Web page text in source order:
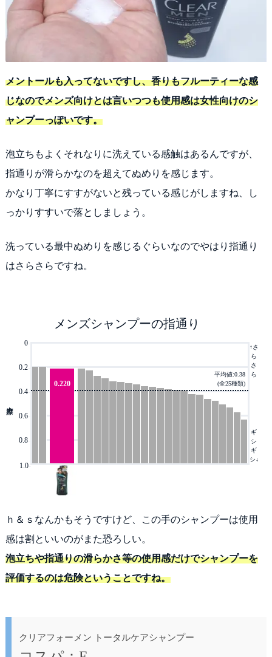
メントールも入ってないですし、香りもフルーティーな感
じなのでメンズ向けとは言いつつも使用感は女性向けのシ
ャンプーっぽいです。
泡立ちもよくそれなりに洗えている感触はあるんですが、
指通りが滑らかなのを超えてぬめりを感じます。
かなり丁寧にすすがないと残っている感じがしますね、し
っかりすすいで落としましょう。
洗っている最中ぬめりを感じるぐらいなのでやはり指通り
はさらさらですね。
メンズシャンプーの指通り
0-
↑さ
ら
さ
ら
0.2-
0.4-
0.6-
0.8-
0.220
ギ
シ
ギ
シ↓
平均値:0.38
(全25種類)
1.0-
ｈ＆ｓなんかもそうですけど、この手のシャンプーは使用
感は割といいのがまた恐ろしい。
泡立ちや指通りの滑らかさ等の使用感だけでシャンプーを
評価するのは危険ということですね。
クリアフォーメン トータルケアシャンプー